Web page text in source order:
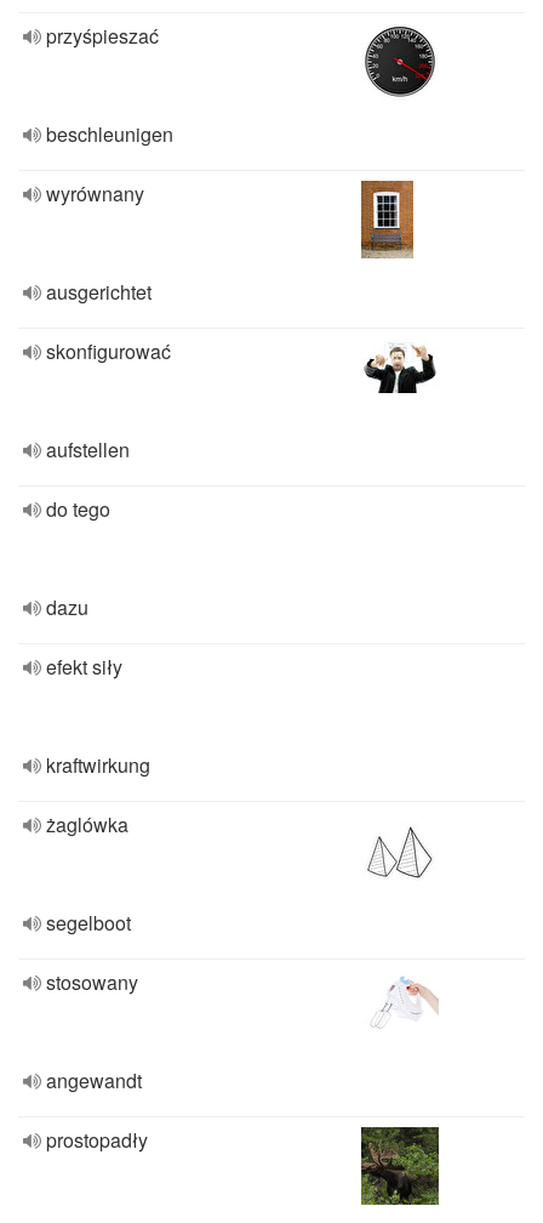
przyśpieszać
beschleunigen
wyrównany
ausgerichtet
skonfigurować
aufstellen
do tego
dazu
efekt siły
kraftwirkung
żaglówka
segelboot
stosowany
angewandt
prostopadły